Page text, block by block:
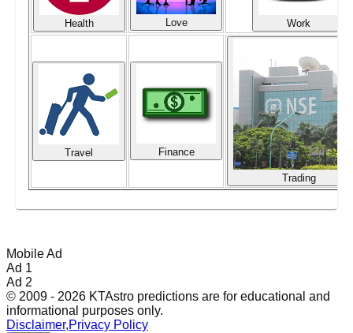
Health Love Work
Travel Finance
Trading
Mobile Ad
Ad 1
Ad 2
© 2009 - 2026 KTAstro predictions are for educational and
informational purposes only.
Disclaimer,Privacy Policy